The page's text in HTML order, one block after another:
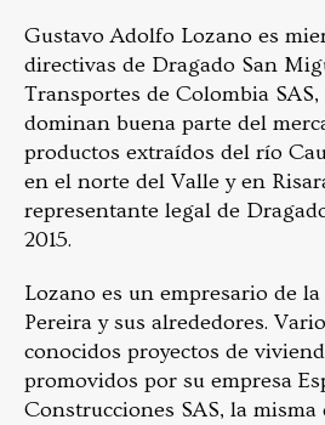
Gustavo Adolfo Lozano es
directivas de Dragado San
Transportes de Colombia
dominan buena parte del
productos extraídos del río
en el norte del Valle y en
representante legal de
2015.
Lozano es un empresario de
Pereira y sus alrededores.
conocidos proyectos de
promovidos por su empresa
Construcciones SAS, la